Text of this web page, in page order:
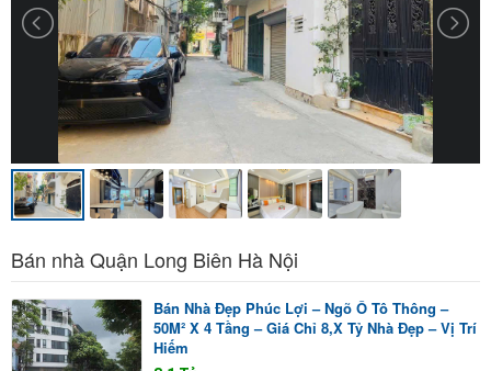
Bán nhà Quận Long Biên Hà Nội
Bán Nhà Đẹp Phúc Lợi – Ngõ Ô Tô Thông –
50M² X 4 Tầng – Giá Chỉ 8,X Tỷ Nhà Đẹp – Vị Trí
Hiếm